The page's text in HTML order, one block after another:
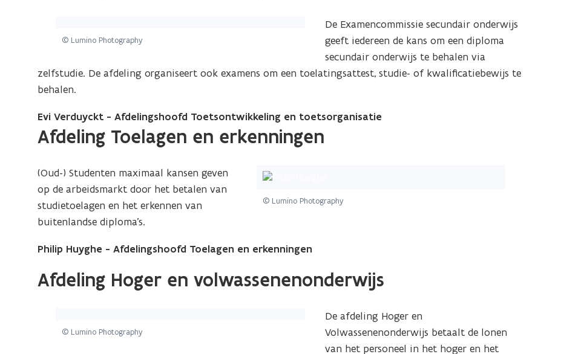
© Lumino Photography
De Examencommissie secundair onderwijs
geeft iedereen de kans om een diploma
secundair onderwijs te behalen via
zelfstudie. De afdeling organiseert ook examens om een toelatingsattest, studie- of kwalificatiebewijs te
behalen.
Evi Verduyckt - Afdelingshoofd Toetsontwikkeling en toetsorganisatie
Afdeling Toelagen en erkenningen
© Lumino Photography
(Oud-) Studenten maximaal kansen geven
op de arbeidsmarkt door het betalen van
studietoelagen en het erkennen van
buitenlandse diploma’s.
Philip Huyghe - Afdelingshoofd Toelagen en erkenningen
Afdeling Hoger en volwassenenonderwijs
© Lumino Photography
De afdeling Hoger en
Volwassenenonderwijs betaalt de lonen
van het personeel in het hoger en het